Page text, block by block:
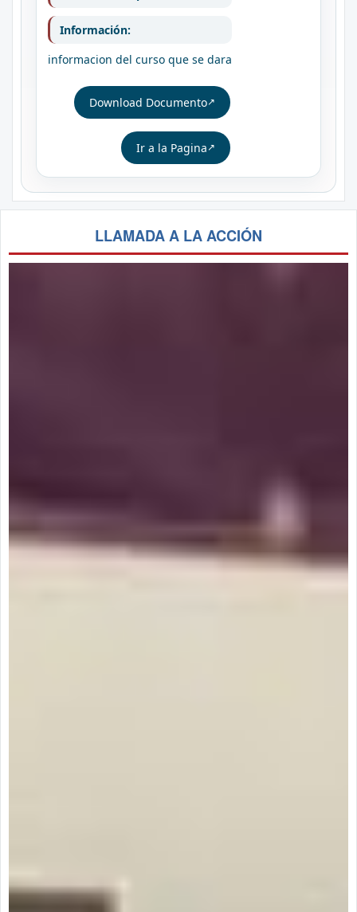
Información:
informacion del curso que se dara
Download Documento
Ir a la Pagina
LLAMADA A LA ACCIÓN